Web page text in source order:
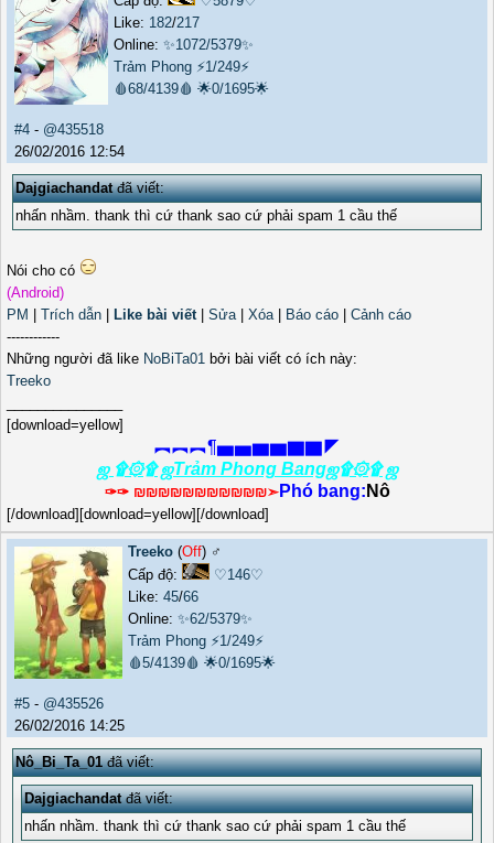
Like: 182/217
Online:✨1072/5379✨
Trảm Phong ⚡1/249⚡
🩸68/4139🩸 🌟0/1695🌟
#4 - @435518
26/02/2016 12:54
Dajgiachandatđã viết:
nhấn nhầm. thank thì cứ thank sao cứ phải spam 1 cầu thế
Nói cho có
(Android)
PM
Trích dẫn Like bài viết| Sửa| Xóa| Báo cáo
Cảnh cáo
------------
Những người đã like NoBiTa01 bởi bài viết có ích này:
Treeko
[download=yellow]
︻︻︻¶▅▅▆▆▇▇◤
ஜ ۩۞۩ ஜTrảm Phong Bangஜ۩۞۩ ஜ
✑✑ ₪₪₪₪₪₪₪₪₪₪₪➣Phó bang: Nô
[/download][download=yellow][/download]
Treeko(Off) ♂️
Cấp độ:
♡146♡
Like: 45/66
Online: ✨62/5379✨
Trảm Phong ⚡1/249⚡
🩸5/4139🩸 🌟0/1695🌟
#5 - @435526
26/02/2016 14:25
Nô_Bi_Ta_01đã viết:
Dajgiachandatđã viết:
nhấn nhầm. thank thì cứ thank sao cứ phải spam 1 cầu thế